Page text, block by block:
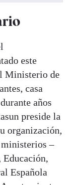
este
Ministerio de
casa
años
preside la
organización,
–
Española